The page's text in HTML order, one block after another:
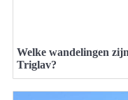
Welke wandelingen
Triglav?